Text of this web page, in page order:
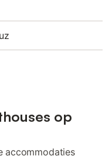
op
accommodaties